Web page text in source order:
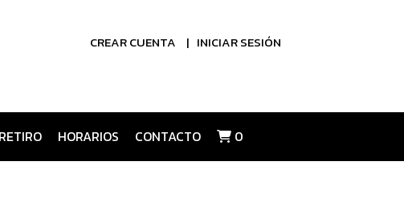
CREAR CUENTA INICIAR SESIÓN
HORARIOS CONTACTO 0